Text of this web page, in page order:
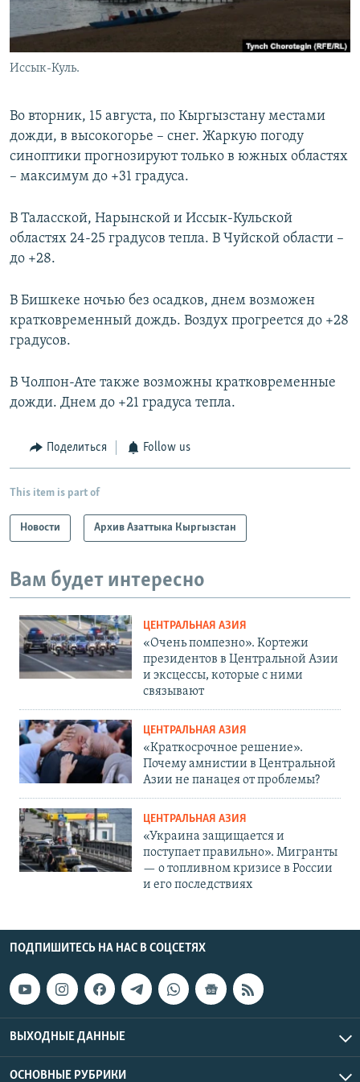
Иссык-Куль.
Во вторник, 15 августа, по Кыргызстану местами
дожди, в высокогорье – снег. Жаркую погоду
синоптики прогнозируют только в южных областях
– максимум до +31 градуса.
В Таласской, Нарынской и Иссык-Кульской
областях 24-25 градусов тепла. В Чуйской области –
до +28.
В Бишкеке ночью без осадков, днем возможен
кратковременный дождь. Воздух прогреется до +28
градусов.
В Чолпон-Ате также возможны кратковременные
дожди. Днем до +21 градуса тепла.
Поделиться Follow us
This item is part of
Новости Архив Азаттыка Кыргызстан
Вам будет интересно
ЦЕНТРАЛЬНАЯ АЗИЯ
«Очень помпезно». Кортежи
президентов в Центральной Азии
и эксцессы, которые с ними
связывают
ЦЕНТРАЛЬНАЯ АЗИЯ
«Краткосрочное решение».
Почему амнистии в Центральной
Азии не панацея от проблемы?
ЦЕНТРАЛЬНАЯ АЗИЯ
«Украина защищается и
поступает правильно». Мигранты
— о топливном кризисе в России
и его последствиях
ПОДПИШИТЕСЬ НА НАС В СОЦСЕТЯХ
ВЫХОДНЫЕ ДАННЫЕ
ОСНОВНЫЕ РУБРИКИ